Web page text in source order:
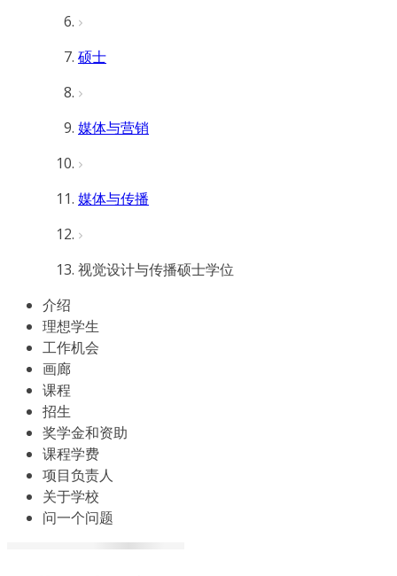
硕士
媒体与营销
媒体与传播
视觉设计与传播硕士学位
介绍
理想学生
工作机会
画廊
课程
招生
奖学金和资助
课程学费
项目负责人
关于学校
问一个问题